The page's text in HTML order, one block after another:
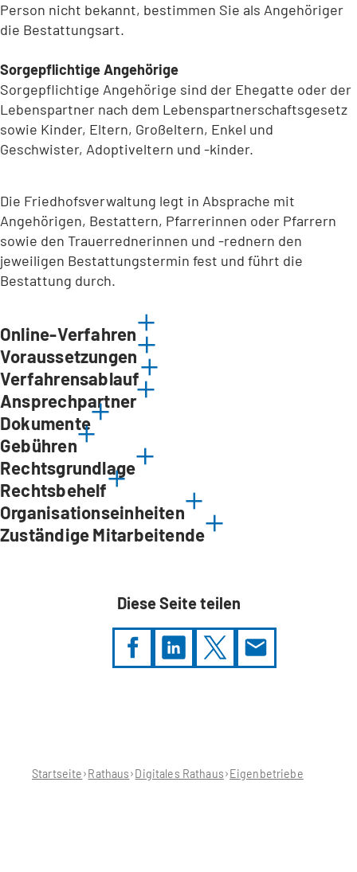
Person nicht bekannt, bestimmen Sie als Angehöriger
die Bestattungsart.
Sorgepflichtige Angehörige
Sorgepflichtige Angehörige sind der Ehegatte oder der
Lebenspartner nach dem Lebenspartnerschaftsgesetz
sowie Kinder, Eltern, Großeltern, Enkel und
Geschwister, Adoptiveltern und -kinder.
Die Friedhofsverwaltung legt in Absprache mit
Angehörigen, Bestattern, Pfarrerinnen oder Pfarrern
sowie den Trauerrednerinnen und -rednern den
jeweiligen Bestattungstermin fest und führt die
Bestattung durch.
Online-Verfahren
Voraussetzungen
Verfahrensablauf
Ansprechpartner
Dokumente
Gebühren
Rechtsgrundlage
Rechtsbehelf
Organisationseinheiten
Zuständige Mitarbeitende
Diese Seite teilen
hier:Startseite Rathaus Digitales Rathaus Eigenbetriebe